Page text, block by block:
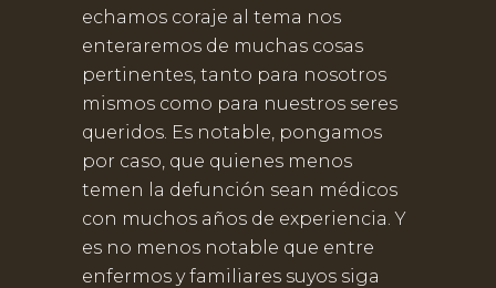
echamos coraje al tema nos
enteraremos de muchas cosas
pertinentes, tanto para nosotros
mismos como para nuestros seres
queridos. Es notable, pongamos
por caso, que quienes menos
temen la defunción sean médicos
con muchos años de experiencia. Y
es no menos notable que entre
enfermos y familiares suyos siga